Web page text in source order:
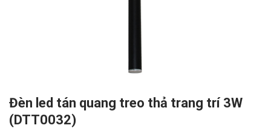
Đèn led tán quang treo thả trang trí 3W
(DTT0032)